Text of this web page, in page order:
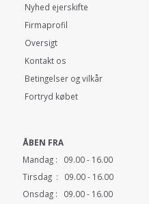
Nyhed ejerskifte
Firmaprofil
Oversigt
Kontakt os
Betingelser og vilkår
Fortryd købet
ÅBEN FRA
Mandag : 09.00 - 16.00
Tirsdag : 09.00 - 16.00
Onsdag : 09.00 - 16.00